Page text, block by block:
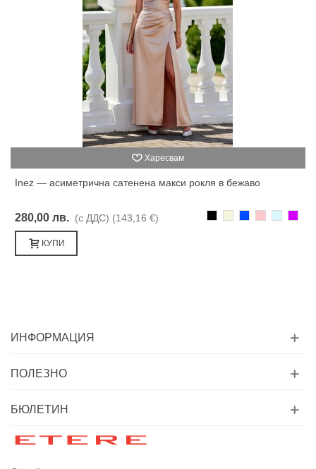
Харесвам
Inez — асиметрична сатенена макси рокля в бежаво
280,00 лв. (с ДДС) (143,16 €)
КУПИ
ИНФОРМАЦИЯ
ПОЛЕЗНО
БЮЛЕТИН